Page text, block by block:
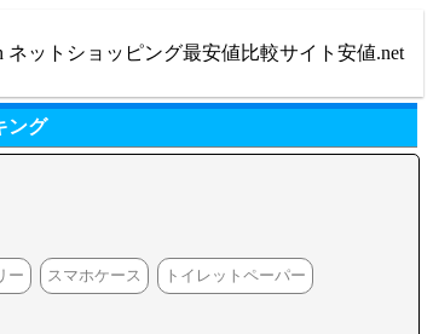
ネットショッピング最安値比較サイト安値.net
ング
ー スマホケース トイレットペーパー